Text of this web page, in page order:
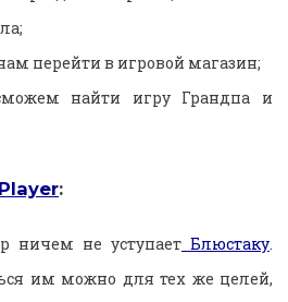
перейти в игровой магазин;
найти игру Грандпа и
:
ничем не уступает Блюстаку.
им можно для тех же целей,